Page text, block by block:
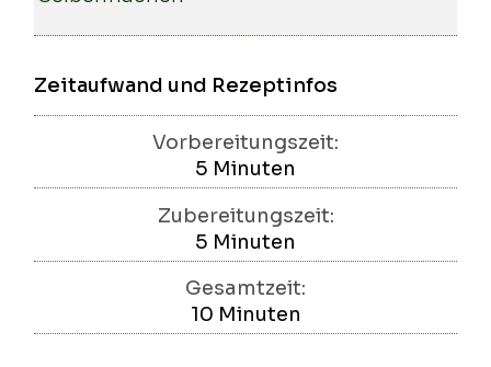
Zeitaufwand und Rezeptinfos
Vorbereitungszeit:
5 Minuten
Minuten
Zubereitungszeit:
5 Minuten
Minuten
Gesamtzeit:
10Minuten
Minuten